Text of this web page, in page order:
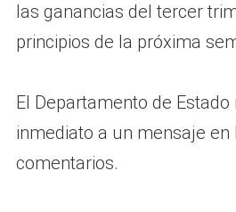
las ganancias del tercer
principios de la próxima
El Departamento de
inmediato a un mensaje en
comentarios.